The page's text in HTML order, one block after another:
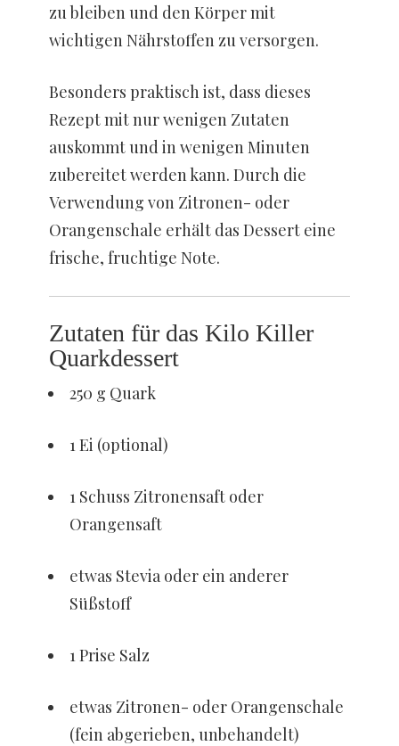
zu bleiben und den Körper mit
wichtigen Nährstoffen zu versorgen.
Besonders praktisch ist, dass dieses
Rezept mit nur wenigen Zutaten
auskommt und in wenigen Minuten
zubereitet werden kann. Durch die
Verwendung von Zitronen- oder
Orangenschale erhält das Dessert eine
frische, fruchtige Note.
Zutaten für das Kilo Killer
Quarkdessert
250 g Quark
1 Ei (optional)
1 Schuss Zitronensaft oder
Orangensaft
etwas Stevia oder ein anderer
Süßstoff
1 Prise Salz
etwas Zitronen- oder Orangenschale
(fein abgerieben, unbehandelt)